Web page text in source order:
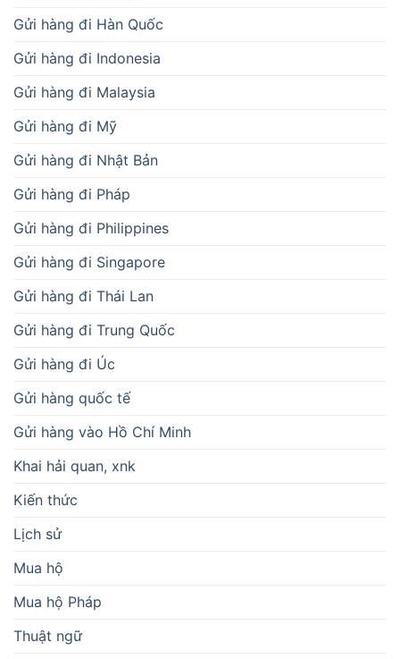
Gửi hàng đi Hàn Quốc
Gửi hàng đi Indonesia
Gửi hàng đi Malaysia
Gửi hàng đi Mỹ
Gửi hàng đi Nhật Bản
Gửi hàng đi Pháp
Gửi hàng đi Philippines
Gửi hàng đi Singapore
Gửi hàng đi Thái Lan
Gửi hàng đi Trung Quốc
Gửi hàng đi Úc
Gửi hàng quốc tế
Gửi hàng vào Hồ Chí Minh
Khai hải quan, xnk
Kiến thức
Lịch sử
Mua hộ
Mua hộ Pháp
Thuật ngữ